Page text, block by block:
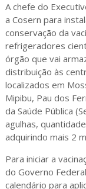
A chefe do
a Cosern para
conservação da
refrigeradores
órgão que vai
distribuição às
localizados em
Mipibu, Pau dos
da Saúde Pública
agulhas,
adquirindo mais 2
Para iniciar a
do Governo
calendário para